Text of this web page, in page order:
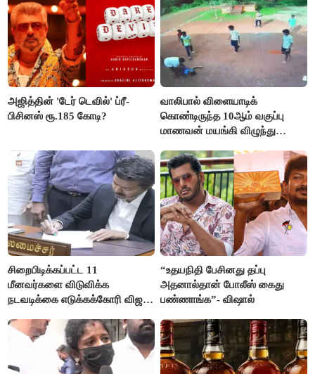
அஜித்தின் 'டேர் டெவில்' ப்ரீ-
பிசினஸ் ரூ.185 கோடி?
வாலிபால் விளையாடிக்
கொண்டிருந்த 10ஆம் வகுப்பு
மாணவன் மயங்கி விழுந்து
சிறைபிடிக்கப்பட்ட 11
மீனவர்களை விடுவிக்க
நடவடிக்கை எடுக்கக்கோரி விஜய்
“உதயநிதி பேசினது தப்பு
அதனால்தான் போலீஸ் கைது
பண்ணாங்க”- விஷால்